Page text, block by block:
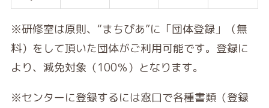
※研修室は原則、“まちぴあ”に「団体登録」（無
料）をして頂いた団体がご利用可能です。登録に
より、減免対象（100％）となります。
※センターに登録するには窓口で各種書類（登録